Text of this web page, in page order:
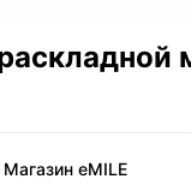
Магазин eMILE